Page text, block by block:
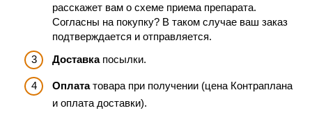
расскажет вам о схеме приема препарата.
Согласны на покупку? В таком случае ваш заказ
подтверждается и отправляется.
Доставкапосылки.
Оплататовара при получении (цена Контраплана
и оплата доставки).